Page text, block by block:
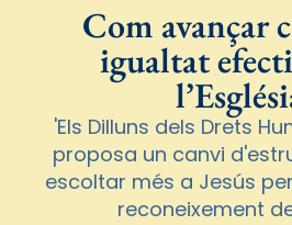
Com avançar
igualtat
'Els Dilluns dels Drets
proposa un canvi
escoltar més a Jesús
reconeixement